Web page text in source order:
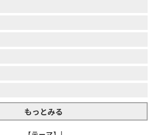
もっとみる